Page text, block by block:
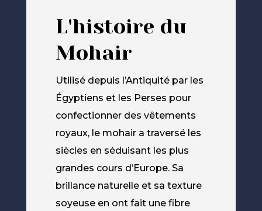
L'histoire du
Mohair
Utilisé depuis l’Antiquité par les
Égyptiens et les Perses pour
confectionner des vêtements
royaux, le mohair a traversé les
siècles en séduisant les plus
grandes cours d’Europe. Sa
brillance naturelle et sa texture
soyeuse en ont fait une fibre